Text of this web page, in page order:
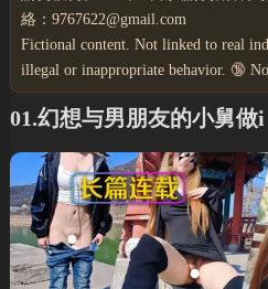
絡：9767622@gmail.com
Fictional content. Not linked to real
illegal or inappropriate behavior. 🔞
01.幻想与男朋友的小舅做